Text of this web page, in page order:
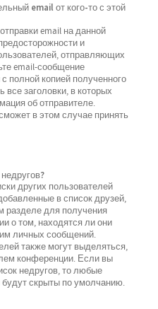
email от кого-то с этой
email на данной
и
отправляющих
email-сообщение
полной копией полученного
заголовки, в которых
об отправителе.
в этом случае принять
других пользователей
в список друзей,
разделе для получения
о том, находятся ли они
личных сообщений.
также могут выделяться,
конференции. Если вы
недругов, то любые
скрыты по умолчанию.